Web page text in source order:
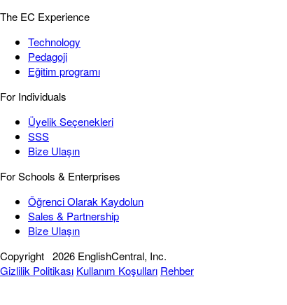
The EC Experience
Technology
Pedagoji
Eğitim programı
For Individuals
Üyelik Seçenekleri
SSS
Bize Ulaşın
For Schools & Enterprises
Öğrenci Olarak Kaydolun
Sales & Partnership
Bize Ulaşın
Copyright 2026 EnglishCentral, Inc.
Gizlilik Politikası Kullanım Koşulları Rehber